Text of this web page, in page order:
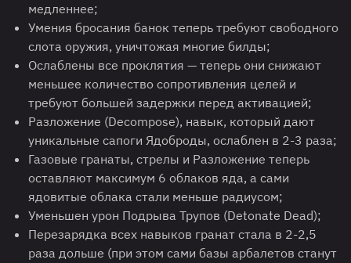
медленнее;
Умения бросания банок теперь требуют свободного
слота оружия, уничтожая многие билды;
Ослаблены все проклятия — теперь они снижают
меньшее количество сопротивления целей и
требуют большей задержки перед активацией;
Разложение (Decompose), навык, который дают
уникальные сапоги Ядоброды, ослаблен в 2-3 раза;
Газовые гранаты, стрелы и Разложение теперь
оставляют максимум 6 облаков яда, а сами
ядовитые облака стали меньше радиусом;
Уменьшен урон Подрыва Трупов (Detonate Dead);
Перезарядка всех навыков гранат стала в 2-2,5
раза дольше (при этом сами базы арбалетов станут